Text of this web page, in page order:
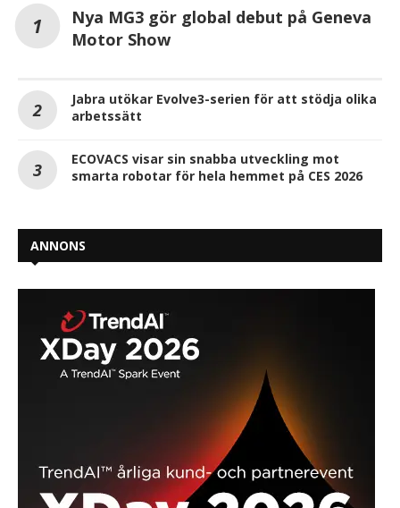
Nya MG3 gör global debut på Geneva
Motor Show
Jabra utökar Evolve3-serien för att stödja olika
arbetssätt
ECOVACS visar sin snabba utveckling mot
smarta robotar för hela hemmet på CES 2026
ANNONS